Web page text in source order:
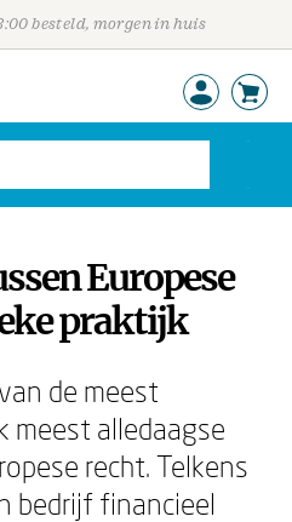
besteld, morgen in huis
Europese
praktijk
de meest
meest alledaagse
recht. Telkens
bedrijf financieel